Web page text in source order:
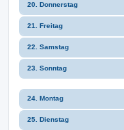
20. Donnerstag
21. Freitag
22. Samstag
23. Sonntag
24. Montag
25. Dienstag